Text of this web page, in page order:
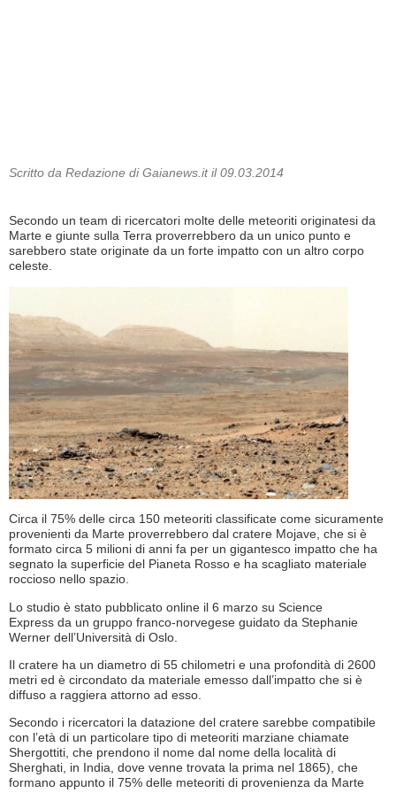
Scritto da Redazione di Gaianews.it il 09.03.2014
Secondo un team di ricercatori molte delle meteoriti originatesi da
Marte e giunte sulla Terra proverrebbero da un unico punto e
sarebbero state originate da un forte impatto con un altro corpo
celeste.
Circa il 75% delle circa 150 meteoriti classificate come sicuramente
provenienti da Marte proverrebbero dal cratere Mojave, che si è
formato circa 5 milioni di anni fa per un gigantesco impatto che ha
segnato la superficie del Pianeta Rosso e ha scagliato materiale
roccioso nello spazio.
Lo studio è stato pubblicato online il 6 marzo su Science
Express da un gruppo franco-norvegese guidato da Stephanie
Werner dell’Università di Oslo.
Il cratere ha un diametro di 55 chilometri e una profondità di 2600
metri ed è circondato da materiale emesso dall’impatto che si è
diffuso a raggiera attorno ad esso.
Secondo i ricercatori la datazione del cratere sarebbe compatibile
con l’età di un particolare tipo di meteoriti marziane chiamate
Shergottiti, che prendono il nome dal nome della località di
Sherghati, in India, dove venne trovata la prima nel 1865), che
formano appunto il 75% delle meteoriti di provenienza da Marte